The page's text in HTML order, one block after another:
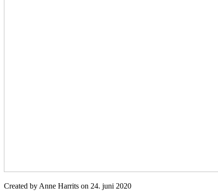
Created by Anne Harrits on 24. juni 2020